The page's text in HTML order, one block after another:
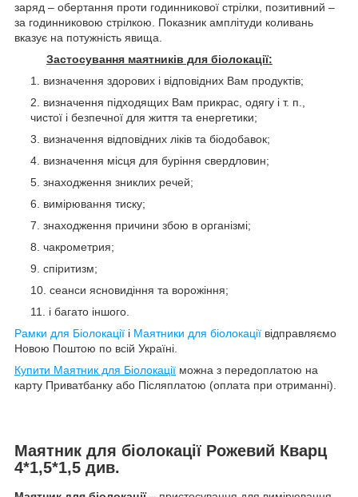
заряд – обертання проти годинникової стрілки, позитивний –
за годинниковою стрілкою. Показник амплітуди коливань
вказує на потужність явища.
Застосування маятників для біолокації:
визначення здорових і відповідних Вам продуктів;
визначення підходящих Вам прикрас, одягу і т. п.,
чистої і безпечної для життя та енергетики;
визначення відповідних ліків та біодобавок;
визначення місця для буріння свердловин;
знаходження зниклих речей;
вимірювання тиску;
знаходження причини збою в організмі;
чакрометрия;
спіритизм;
сеанси ясновидіння та ворожіння;
і багато іншого.
Рамки для Біолокації і Маятники для біолокації відправляємо
Новою Поштою по всій Україні.
Купити Маятник для Біолокації можна з передоплатою на
карту Приватбанку або Післяплатою (оплата при отриманні).
Маятник для біолокації Рожевий Кварц
4*1,5*1,5 див.